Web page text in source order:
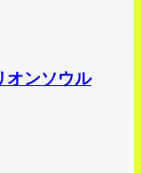
オンソウル